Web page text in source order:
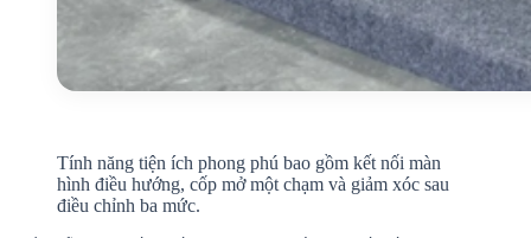
Tính năng tiện ích phong phú bao gồm kết nối màn
hình điều hướng, cốp mở một chạm và giảm xóc sau
điều chỉnh ba mức.